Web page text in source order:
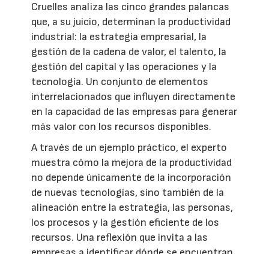
Cruelles analiza las cinco grandes palancas
que, a su juicio, determinan la productividad
industrial: la estrategia empresarial, la
gestión de la cadena de valor, el talento, la
gestión del capital y las operaciones y la
tecnología. Un conjunto de elementos
interrelacionados que influyen directamente
en la capacidad de las empresas para generar
más valor con los recursos disponibles.
A través de un ejemplo práctico, el experto
muestra cómo la mejora de la productividad
no depende únicamente de la incorporación
de nuevas tecnologías, sino también de la
alineación entre la estrategia, las personas,
los procesos y la gestión eficiente de los
recursos. Una reflexión que invita a las